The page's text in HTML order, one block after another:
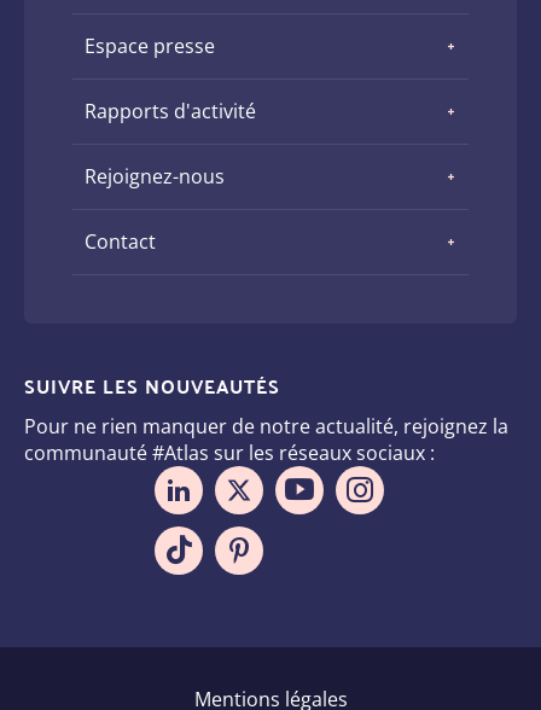
Espace presse
Rapports d'activité
Rejoignez-nous
Contact
SUIVRE LES NOUVEAUTÉS
Pour ne rien manquer de notre actualité, rejoignez la
communauté #Atlas sur les réseaux sociaux :
Mentions légales